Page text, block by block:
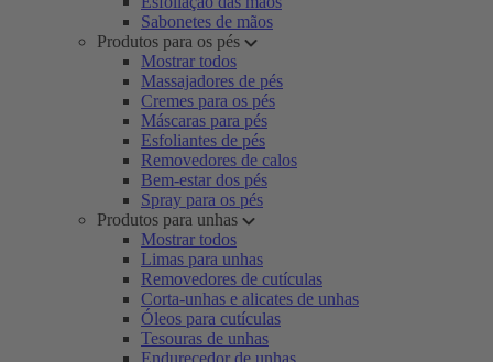
Sabonetes de mãos
Produtos para os pés
Mostrar todos
Massajadores de pés
Cremes para os pés
Máscaras para pés
Esfoliantes de pés
Removedores de calos
Bem-estar dos pés
Spray para os pés
Produtos para unhas
Mostrar todos
Limas para unhas
Removedores de cutículas
Corta-unhas e alicates de unhas
Óleos para cutículas
Tesouras de unhas
Endurecedor de unhas